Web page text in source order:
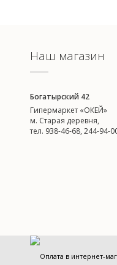
Наш магазин
Богатырский 42
Гипермаркет «ОКЕЙ»
м. Старая деревня,
тел. 938-46-68, 244-94-